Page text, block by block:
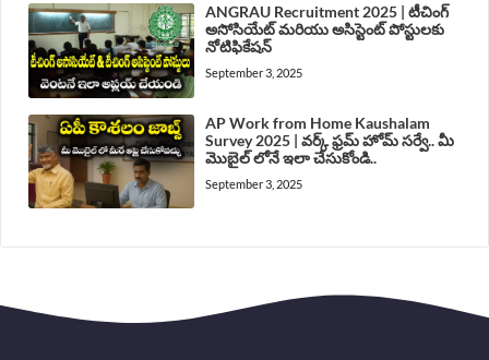
ANGRAU Recruitment 2025 | టీచింగ్
అసోసియేట్ మరియు అసిస్టెంట్ పోస్టులకు
నోటిఫికేషన్
September 3, 2025
AP Work from Home Kaushalam
Survey 2025 | వర్క్ ఫ్రమ్ హోమ్ సర్వే.. మీ
మొబైల్ లోనే ఇలా చేసుకోండి..
September 3, 2025